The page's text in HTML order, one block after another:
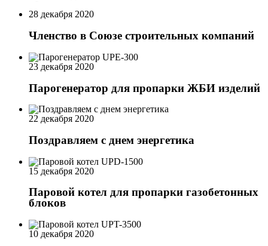
28 декабря 2020
Членство в Союзе строительных компаний
23 декабря 2020
Парогенератор для пропарки ЖБИ изделий
22 декабря 2020
Поздравляем с днем энергетика
15 декабря 2020
Паровой котел для пропарки газобетонных
блоков
10 декабря 2020